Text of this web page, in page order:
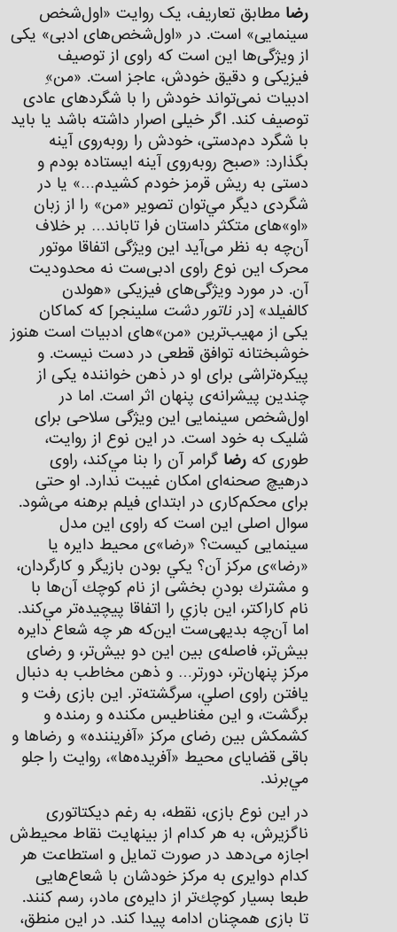
رضا مطابق تعاریف، یک روایت «اول‌شخص
سینمایی» است. در «اول‌شخص‌های ادبی» یکی
از وي‍ژگی‌ها این است که راوی از توصیف
فیزیکی و دقیق خودش، عاجز است. «من»ِ
ادبیات نمی‌تواند خودش را با شگردهای عادی
توصیف کند. اگر خیلی اصرار داشته باشد یا باید
با شگرد دم‌دستی، خودش را روبه‌روی آینه
بگذارد: «صبح روبه‌روی آینه ایستاده بودم و
دستی به ریش قرمز خودم کشیدم…» یا در
شگردی دیگر مي‌توان تصوير «من» را از زبان
«او»های متكثر داستان فرا تاباند… بر خلاف
آن‌چه به نظر می‌آید این ويژگی اتفاقا موتور
محرک این نوع راوی ادبی‌ست نه محدودیت
آن. در مورد ویژگی‌های فیزیکی «هولدن
کالفیلد» [در ناتور دشت سلینجر] که کماکان
یکی از مهیب‌ترین «من»‌های ادبیات است هنوز
خوشبختانه توافق قطعی در دست نیست. و
پیکره‌تراشی برای او در ذهن خواننده یکی از
چندین پيشرانه‌ی پنهان اثر است. اما در
اول‌شخص سینمایی این ویژگی سلاحی برای
شلیک به خود است. در این نوع از روایت،
طوری که رضا گرامر آن را بنا مي‌كند، راوی
درهیچ صحنه‌ای امکان غیبت ندارد. او حتی
برای محکم‌کاری در ابتدای فیلم برهنه می‌شود.
سوال اصلی اين است كه راوی این مدل
سینمایی كيست؟ «رضا»ی محیط دایره یا
«رضا»ی مرکز آن؟ يكي بودن بازيگر و كارگردان،
و مشترك بودنِ بخشی از نام ‌كوچك آن‌ها با
نام كاراكتر، اين بازي را اتفاقا پيچيده‌تر مي‌كند.
اما آن‌چه بديهی‌ست اين‌كه هر چه شعاع دايره
بيش‌تر، فاصله‌ی بين اين دو بيش‌تر، و رضای
مركز پنهان‌تر، دورتر… و ذهن مخاطب به دنبال
يافتن راوی اصلي، سرگشته‌تر. اين بازی رفت و
برگشت، و اين مغناطيس مكنده و رمنده و
كشمكش بين رضای مركز «آفريننده» و رضاها و
باقی قضايای محيط «آفريده‌ها»، روايت را جلو
مي‌برند.
در اين نوع بازی، نقطه، به رغم ديكتاتوری
ناگزيرش، به هر کدام از بینهایت نقاط محیط‌‌‌ش
اجازه می‌دهد در صورت تمایل و استطاعت هر
کدام دوایری به مرکز خودشان با شعاع‌هايی
طبعا بسيار كوچك‌تر از دايره‌ی مادر، رسم کنند.
تا بازی همچنان ادامه پیدا کند. در اين منطق،